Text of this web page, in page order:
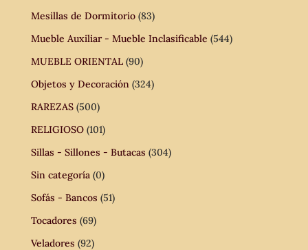
Mesillas de Dormitorio (83)
Mueble Auxiliar - Mueble Inclasificable (544)
MUEBLE ORIENTAL (90)
Objetos y Decoración (324)
RAREZAS (500)
RELIGIOSO (101)
Sillas - Sillones - Butacas (304)
Sin categoría (0)
Sofás - Bancos (51)
Tocadores (69)
Veladores (92)